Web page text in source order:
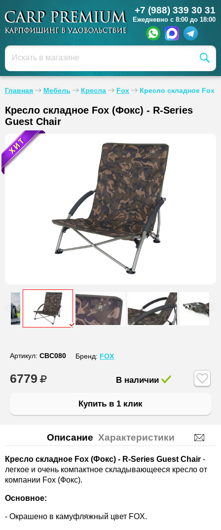
+7 (988) 339 30 31
Ежедневно с 8:00 до 18:00
Главная Мебель Кресла Fox Кресло складное Fox
Кресло складное Fox (Фокс) - R-Series
Guest Chair
Артикул: CBC080 Бренд: FOX
Купить в 1 клик
В наличии
6779
Описание Характеристики
Кресло складное Fox (Фокс) - R-Series Guest Chair -
легкое и очень компактное складывающееся кресло от
компании Fox (Фокс).
Основное:
- Окрашено в камуфляжный цвет FOX.